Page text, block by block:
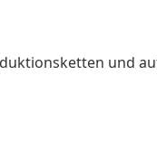
und